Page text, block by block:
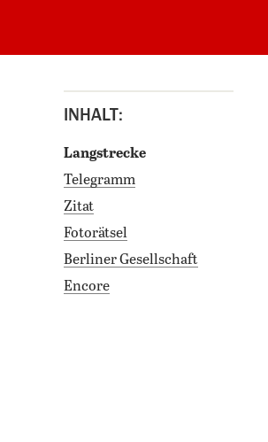
INHALT:
Langstrecke
Telegramm
Zitat
Fotorätsel
Berliner Gesellschaft
Encore